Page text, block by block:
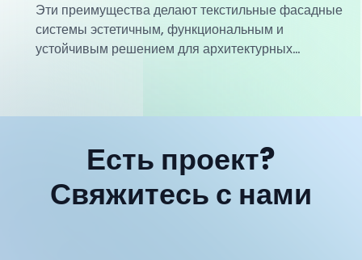
Эти преимущества делают текстильные фасадные
системы эстетичным, функциональным и
устойчивым решением для архитектурных
Есть проект?
Свяжитесь с нами